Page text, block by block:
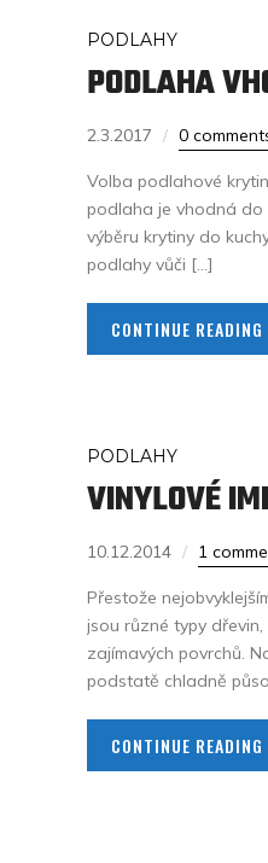
PODLAHY
PODLAHA
2.3.2017 0
Volba podlahové
podlaha je vhodná do
výběru krytiny do
podlahy vůči […]
CONTINUE READING
PODLAHY
VINYLOVÉ
10.12.2014 1
Přestože
jsou různé typy
zajímavých povrchů.
podstatě chladně
CONTINUE READING